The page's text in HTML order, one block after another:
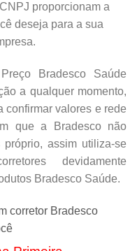
proporcionam a
deseja para a sua
Bradesco Saúde
a qualquer momento,
confirmar valores e rede
que a Bradesco não
assim utiliza-se
devidamente
Bradesco Saúde.
corretor Bradesco